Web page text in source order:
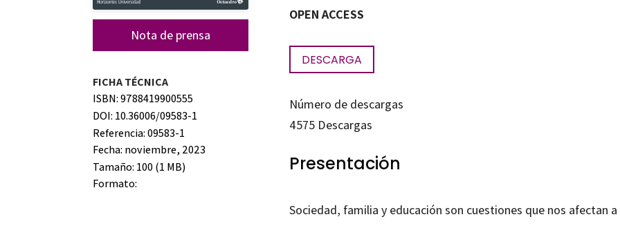
Nota de prensa
FICHA TÉCNICA
ISBN: 9788419900555
DOI: 10.36006/09583-1
Referencia: 09583-1
Fecha: noviembre, 2023
Tamaño: 100 (1 MB)
Formato:
OPEN ACCESS
DESCARGA
Número de descargas
4575Descargas
Presentación
Sociedad, familia y educación son cuestiones que nos afectan a